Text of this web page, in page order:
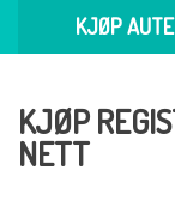
KJØP
KJØP
NETT